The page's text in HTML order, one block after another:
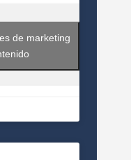
de marketing